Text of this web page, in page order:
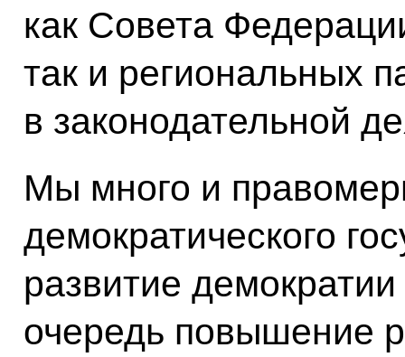
как Совета
так и региональных
в законодательной
Мы много и
демократического
развитие
очередь повышение